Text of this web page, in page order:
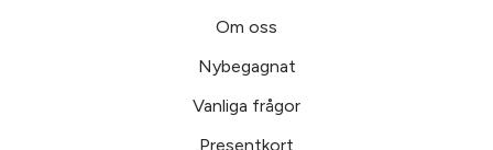
Om oss
Nybegagnat
Vanliga frågor
Presentkort